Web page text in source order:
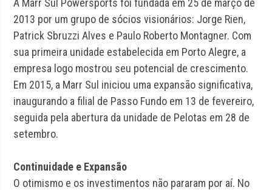
A Marr Sul Powersports foi fundada em 25 de março de
2013 por um grupo de sócios visionários: Jorge Rien,
Patrick Sbruzzi Alves e Paulo Roberto Montagner. Com
sua primeira unidade estabelecida em Porto Alegre, a
empresa logo mostrou seu potencial de crescimento.
Em 2015, a Marr Sul iniciou uma expansão significativa,
inaugurando a filial de Passo Fundo em 13 de fevereiro,
seguida pela abertura da unidade de Pelotas em 28 de
setembro.
Continuidade e Expansão
O otimismo e os investimentos não pararam por aí. No